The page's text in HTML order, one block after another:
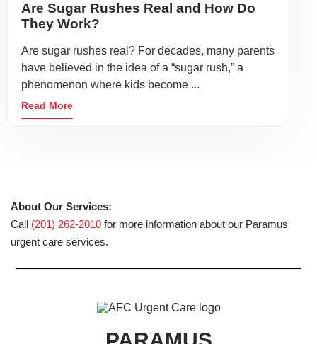
Are Sugar Rushes Real and How Do
They Work?
Are sugar rushes real? For decades, many parents
have believed in the idea of a “sugar rush,” a
phenomenon where kids become ...
Read More
About Our Services:
Call (201) 262-2010 for more information about our Paramus
urgent care services.